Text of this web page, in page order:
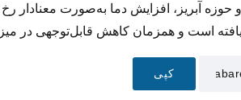
آبریز، افزایش دما به‌صورت معنادار
است و همزمان کاهش قابل‌توجهی در
کپی